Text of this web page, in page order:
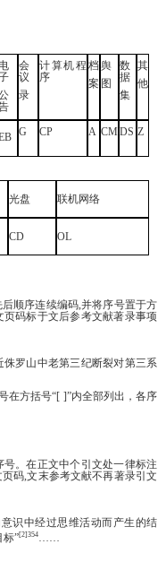
电
会
议
录
计算机程
序
档
案
舆
图
数
据
集
其
他
G CP A CM DS Z
光盘 联机网络
CD OL
顺序连续编码,并将序号置于方
页码标于文后参考文献著录事项
罗山中老第三纪断裂对第三系
在方括号“[ ]”内全部列出，各序
。在正文中个引文处一律标注
码,文末参考文献不再著录引文
识中经过思维活动而产生的结
”[2]354……